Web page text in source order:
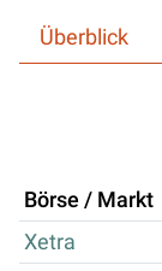
Überblick
Börse / Markt
Xetra